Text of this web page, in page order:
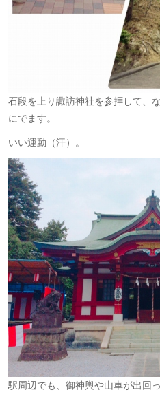
石段を上り諏訪神社を参拝して、
にでます。
いい運動（汗）。
駅周辺でも、御神輿や山車が出回